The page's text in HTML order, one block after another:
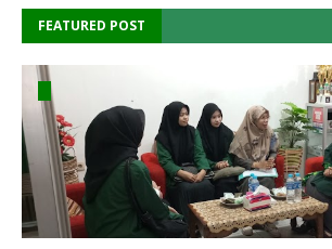
FEATURED POST